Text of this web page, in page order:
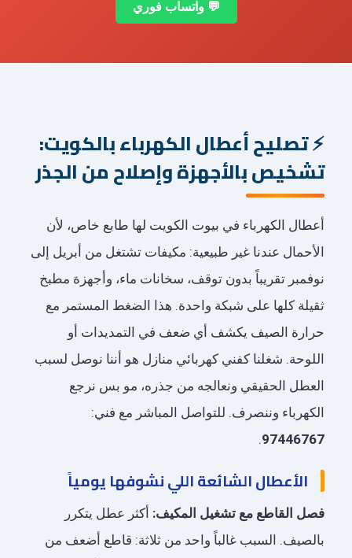
💬 واتساب فوري
تصليح أعطال الكهرباء بالكويت:
تشخيص بالأجهزة وإصلاح من الجذر
أعطال الكهرباء في بيوت الكويت لها طابع خاص، لأن
الأحمال عندنا غير طبيعية: مكيفات تشتغل من أبريل إلى
نوفمبر تقريباً بدون توقف، سخانات ماء، وأجهزة مطبخ
ثقيلة كلها على شبكة واحدة. هذا الضغط المستمر مع
حرارة الصيف يكشف أي ضعف في التمديدات أو
اللوحة. شغلنا كفني كهربائي منازل هو أننا نوصل لسبب
العطل الحقيقي ونعالجه من جذره، مو بس نرجع
الكهرباء وننصرف. للتواصل المباشر مع فني:
97446767
.
الأعطال الشائعة اللي نشوفها يومياً
فصل القاطع مع تشغيل المكيف: أكثر عطل يتكرر
بالصيف. السبب غالباً واحد من ثلاثة: قاطع أضعف من